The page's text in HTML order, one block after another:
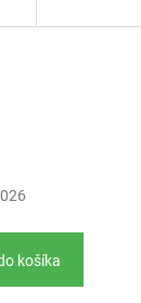
košíka